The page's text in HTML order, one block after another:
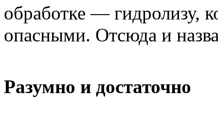
обработке — гидролизу,
опасными. Отсюда и
Разумно и достаточно